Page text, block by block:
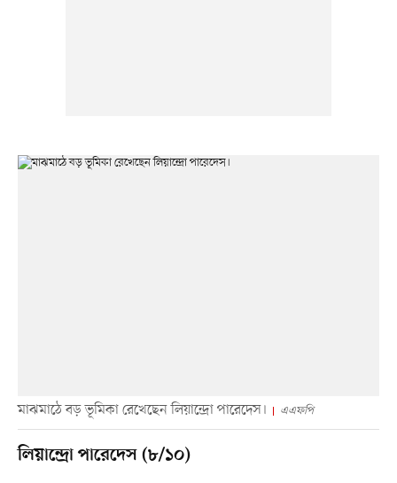
মাঝমাঠে বড় ভূমিকা রেখেছেন লিয়ান্দ্রো পারেদেস। এএফপি
লিয়ান্দ্রো পারেদেস (৮/১০)